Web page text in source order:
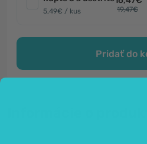
5,49€ / kus 19,47€
Pridať do